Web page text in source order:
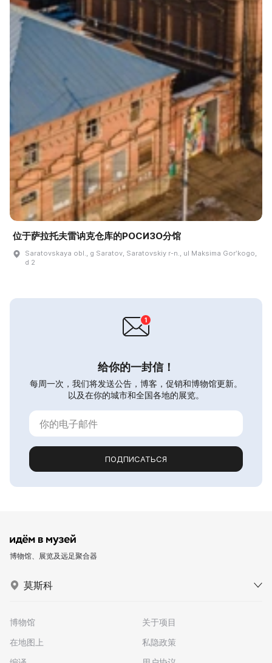
位于萨拉托夫雷讷克仓库的РОСИЗО分馆
Saratovskaya obl., g Saratov, Saratovskiy r-n., ul Maksima Gorʹkogo,
d 2
给你的一封信！
每周一次，我们将发送公告，博客，促销和博物馆更新。
以及在你的城市和全国各地的展览。
ПОДПИСАТЬСЯ
博物馆、展览及远足聚合器
莫斯科
博物馆
在地图上
关于项目
私隐政策